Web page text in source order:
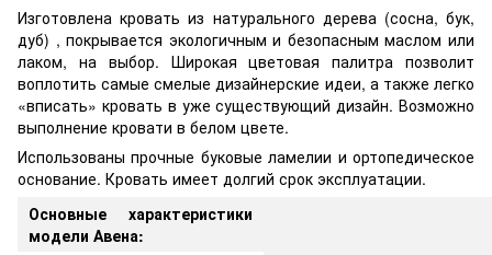
Изготовлена кровать из натурального дерева (сосна, бук,
дуб) , покрывается экологичным и безопасным маслом или
лаком, на выбор. Широкая цветовая палитра позволит
воплотить самые смелые дизайнерские идеи, а также легко
«вписать» кровать в уже существующий дизайн. Возможно
выполнение кровати в белом цвете.
Использованы прочные буковые ламелии и ортопедическое
основание. Кровать имеет долгий срок эксплуатации.
Основные характеристики
модели Авена: